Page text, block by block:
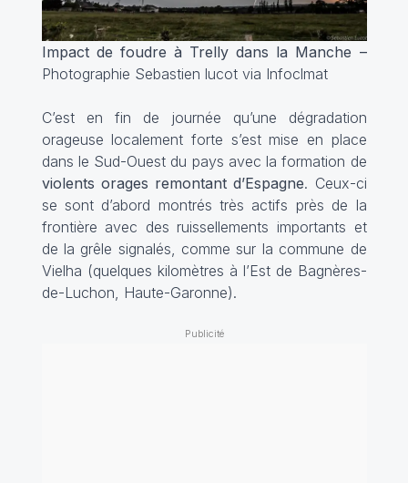
Impact de foudre à Trelly dans la Manche –
Photographie Sebastien lucot via Infoclmat
C’est en fin de journée qu’une dégradation
orageuse localement forte s’est mise en place
dans le Sud-Ouest du pays avec la formation de
violents orages remontant d’Espagne. Ceux-ci
se sont d’abord montrés très actifs près de la
frontière avec des ruissellements importants et
de la grêle signalés, comme sur la commune de
Vielha (quelques kilomètres à l’Est de Bagnères-
de-Luchon, Haute-Garonne).